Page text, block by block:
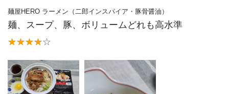
麺屋HERO ラーメン（二郎インスパイア・豚骨醤油）
麺、スープ、豚、ボリュームどれも高水準